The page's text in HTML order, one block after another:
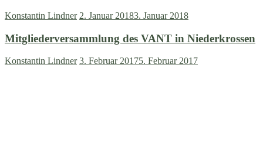
Konstantin Lindner 2. Januar 20183. Januar 2018
Mitgliederversammlung des VANT in Niederkrossen
Konstantin Lindner 3. Februar 20175. Februar 2017